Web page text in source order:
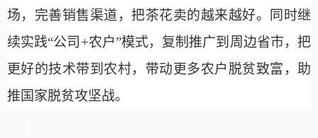
场，完善销售渠道，把茶花卖的越来越好。同时继
续实践“公司+农户”模式，复制推广到周边省市，把
更好的技术带到农村，带动更多农户脱贫致富，助
推国家脱贫攻坚战。